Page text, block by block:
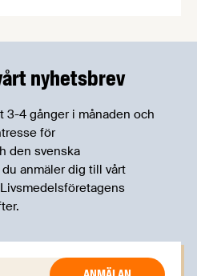
nyhetsbrev
3-4 gånger i månaden och
för
den svenska
anmäler dig till vårt